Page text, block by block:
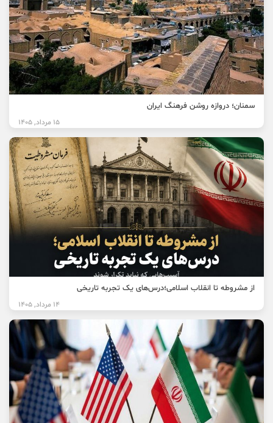
سمنان؛ دروازه روشن فرهنگ ایران
15 مرداد, 1405
از مشروطه تا انقلاب اسلامی؛درس‌های یک تجربه تاریخی
14 مرداد, 1405